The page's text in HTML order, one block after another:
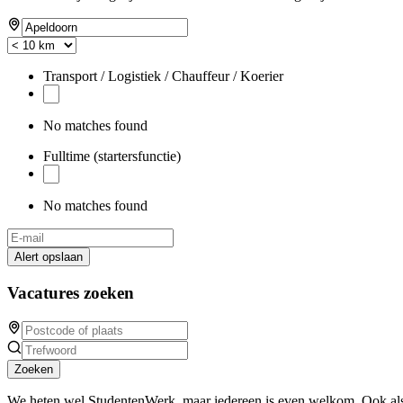
Transport / Logistiek / Chauffeur / Koerier
No matches found
Fulltime (startersfunctie)
No matches found
Alert opslaan
Vacatures zoeken
Zoeken